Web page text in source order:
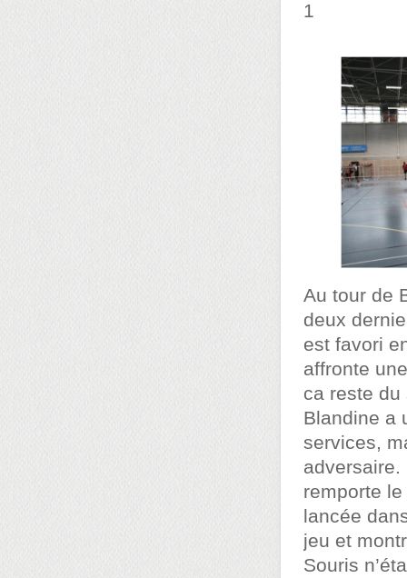
1
Au tour de
deux
est favori
affronte
ca reste
Blandine a
services,
remporte
lancée
jeu et
Souris